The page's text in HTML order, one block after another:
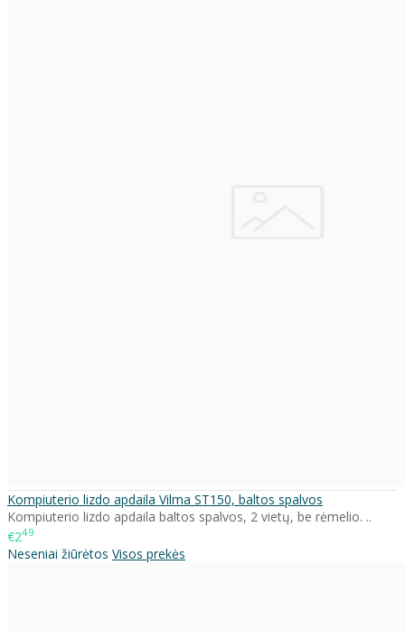
Kompiuterio lizdo apdaila Vilma ST150, baltos spalvos
Kompiuterio lizdo apdaila baltos spalvos, 2 vietų, be rėmelio. ..
€249
Neseniai žiūrėtos Visos prekės